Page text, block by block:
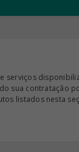
sua contratação
listados nesta